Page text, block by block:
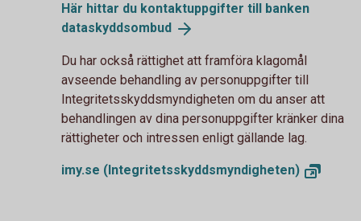
Här hittar du kontaktuppgifter till banken
dataskyddsombud
Du har också rättighet att framföra klagomål
avseende behandling av personuppgifter till
Integritetsskyddsmyndigheten om du anser att
behandlingen av dina personuppgifter kränker dina
rättigheter och intressen enligt gällande lag.
imy.se (Integritetsskyddsmyndigheten)